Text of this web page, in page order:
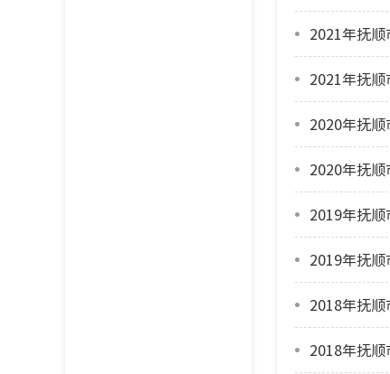
2021年抚
2021年抚
2020年抚
2020年抚
2019年抚
2019年抚
2018年抚
2018年抚